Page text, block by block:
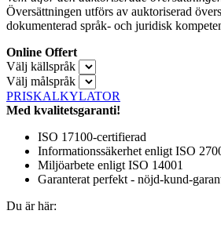
Översättningen utförs av auktoriserad
dokumenterad språk- och juridisk
Online Offert
Välj källspråk
Välj målspråk
PRISKALKYLATOR
Med kvalitetsgaranti!
ISO 17100-certifierad
Informationssäkerhet enligt ISO
Miljöarbete enligt ISO 14001
Garanterat perfekt - nöjd-kund-
Du är här: